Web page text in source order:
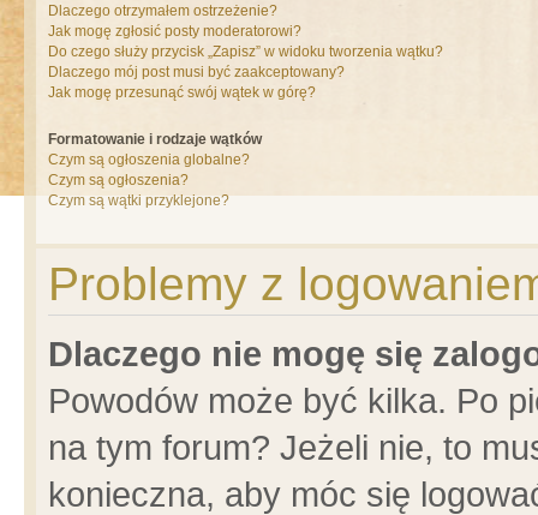
Dlaczego otrzymałem ostrzeżenie?
Jak mogę zgłosić posty moderatorowi?
Do czego służy przycisk „Zapisz” w widoku tworzenia wątku?
Dlaczego mój post musi być zaakceptowany?
Jak mogę przesunąć swój wątek w górę?
Formatowanie i rodzaje wątków
Czym są ogłoszenia globalne?
Czym są ogłoszenia?
Czym są wątki przyklejone?
Problemy z
Dlaczego nie mogę się
Powodów może być kilka. Po
na tym forum? Jeżeli nie, to
konieczna, aby móc się